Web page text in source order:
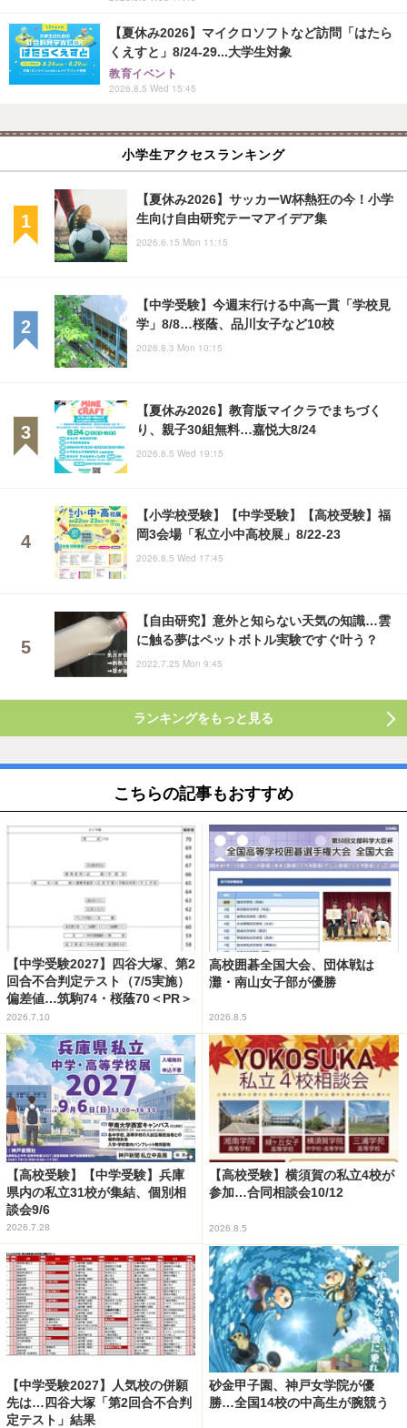
【夏休み2026】マイクロソフトなど訪問「はたら
くえすと」8/24-29...大学生対象
教育イベント
2026.8.5 Wed 15:45
小学生アクセスランキング
【夏休み2026】サッカーW杯熱狂の今！小学
生向け自由研究テーマアイデア集
2026.6.15 Mon 11:15
【中学受験】今週末行ける中高一貫「学校見
学」8/8…桜蔭、品川女子など10校
2026.8.3 Mon 10:15
【夏休み2026】教育版マイクラでまちづく
り、親子30組無料…嘉悦大8/24
2026.8.5 Wed 19:15
【小学校受験】【中学受験】【高校受験】福
岡3会場「私立小中高校展」8/22-23
2026.8.5 Wed 17:45
【自由研究】意外と知らない天気の知識…雲
に触る夢はペットボトル実験ですぐ叶う？
2022.7.25 Mon 9:45
ランキングをもっと見る
こちらの記事もおすすめ
【中学受験2027】四谷大塚、第2
回合不合判定テスト（7/5実施）
偏差値…筑駒74・桜蔭70＜PR＞
2026.7.10
高校囲碁全国大会、団体戦は
灘・南山女子部が優勝
2026.8.5
【高校受験】【中学受験】兵庫
県内の私立31校が集結、個別相
談会9/6
2026.7.28
【高校受験】横須賀の私立4校が
参加…合同相談会10/12
2026.8.5
【中学受験2027】人気校の併願
先は…四谷大塚「第2回合不合判
定テスト」結果
砂金甲子園、神戸女学院が優
勝…全国14校の中高生が腕競う